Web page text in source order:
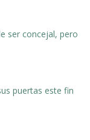
ser concejal, pero
puertas este fin